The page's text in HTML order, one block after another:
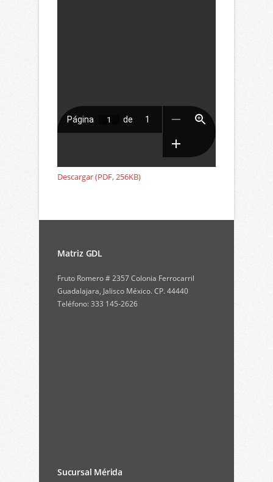
Descargar (PDF, 256KB)
Matriz GDL
Fruto Romero # 2357 Colonia Ferrocarril
Guadalajara, Jalisco México. CP. 44440
Teléfono: 333 145-2626
Sucursal Mérida